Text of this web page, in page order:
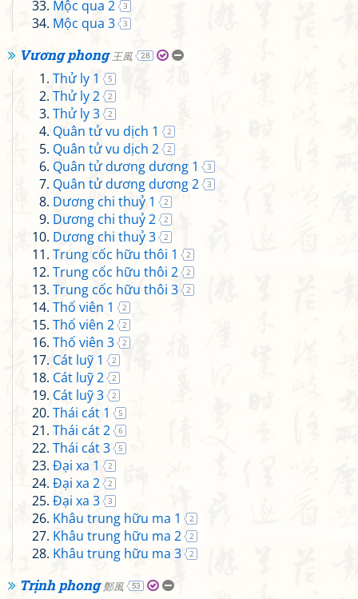
Mộc qua 2 3
Mộc qua 3 3
Vương phong 王風 28
Thử ly 1 5
Thử ly 2 2
Thử ly 3 2
Quân tử vu dịch 1 2
Quân tử vu dịch 2 2
Quân tử dương dương 1 3
Quân tử dương dương 2 3
Dương chi thuỷ 1 2
Dương chi thuỷ 2 2
Dương chi thuỷ 3 2
Trung cốc hữu thôi 1 2
Trung cốc hữu thôi 2 2
Trung cốc hữu thôi 3 2
Thố viên 1 2
Thố viên 2 2
Thố viên 3 2
Cát luỹ 1 2
Cát luỹ 2 2
Cát luỹ 3 2
Thái cát 1 5
Thái cát 2 6
Thái cát 3 5
Đại xa 1 2
Đại xa 2 2
Đại xa 3 3
Khâu trung hữu ma 1 2
Khâu trung hữu ma 2 2
Khâu trung hữu ma 3 2
Trịnh phong鄭風 53